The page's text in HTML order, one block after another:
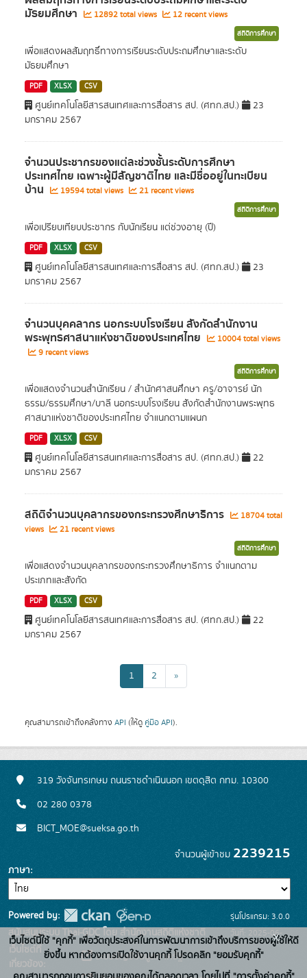
มัธยมศึกษา 12892 total views 12 recent views
สถิติการศึกษา
เพื่อแสดงผลสัมฤทธิ์ทางการเรียนระดับประถมศึกษาและระดับ
มัธยมศึกษา
PDF XLSX CSV
ศูนย์เทคโนโลยีสารสนเทศและการสื่อสาร สป. (ศทก.สป.)
23
มกราคม 2567
จำนวนประชากรของแต่ละช่วงชั้นระดับการศึกษา
ประเทศไทย เฉพาะผู้มีสัญชาติไทย และมีชื่ออยู่ในทะเบียน
บ้าน 19594 total views 21 recent views
สถิติการศึกษา
เพื่อเปรียบเทียบประชากร กับนักเรียน แต่ช่วงอายุ (ปี)
PDF XLSX CSV
ศูนย์เทคโนโลยีสารสนเทศและการสื่อสาร สป. (ศทก.สป.)
23
มกราคม 2567
จำนวนบุคคลากร นอกระบบโรงเรียน สังกัดสำนักงาน
พระพุทธศาสนาแห่งชาติของประเทศไทย
10004 total views
9 recent views
สถิติการศึกษา
เพื่อแสดงจำนวนสำนักเรียน / สำนักศาสนศึกษา ครู/อาจารย์ นัก
ธรรม/ธรรมศึกษา/บาลี นอกระบบโรงเรียน สังกัดสำนักงานพระพุทธ
ศาสนาแห่งชาติของประเทศไทย จำแนกตามแผนก
PDF XLSX CSV
ศูนย์เทคโนโลยีสารสนเทศและการสื่อสาร สป. (ศทก.สป.)
22
มกราคม 2567
สถิติจำนวนบุคลากรของกระทรวงศึกษาธิการ
18704 total
views
21 recent views
สถิติการศึกษา
เพื่อแสดงจำนวนบุคลากรของกระทรวงศึกษาธิการ จำแนกตาม
ประเภทและสังกัด
PDF XLSX CSV
ศูนย์เทคโนโลยีสารสนเทศและการสื่อสาร สป. (ศทก.สป.)
22
มกราคม 2567
1 2 »
คุณสามารถเข้าถึงคลังทาง API (ให้ดู คู่มือ API).
319 วังจันทรเกษม ถนนราชดำเนินนอก เขตดุสิต กทม. 10300
02 280 0378
BICT_MOE@sueksa.go.th
จำนวนผู้เข้าชม 2239215
ภาษา
Powered by:
สนับสนุนระบบ Thai-GDC โดย สำนักงานสถิติแห่งชาติ
เว็บไซต์ที่
เกี่ยวข้อง:
ระบบบัญชีข้อมูลภาครัฐ
รุ่นโปรแกรม: 3.0.0
วันที่: 2025-06-
26
เว็บไซต์นี้ใช้ "คุกกี้" เพื่อวัตถุประสงค์ในการพัฒนาการเข้าถึงบริการของผู้ใช้ให้ดี
ยิ่งขึ้น หากต้องการเปิดใช้งานคุกกี้ โปรดคลิก "ยอมรับคุกกี้"
x